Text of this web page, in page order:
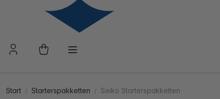
Start Starterspakketten Seiko Starterspakketten